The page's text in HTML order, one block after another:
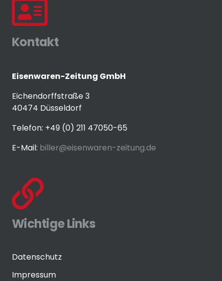
Kontakt
Eisenwaren-Zeitung GmbH
Eichendorffstraße 3
40474 Düsseldorf
Telefon: +49 (0) 211 47050-65
E-Mail: biller@eisenwaren-zeitung.de
Wichtige Links
Datenschutz
Impressum